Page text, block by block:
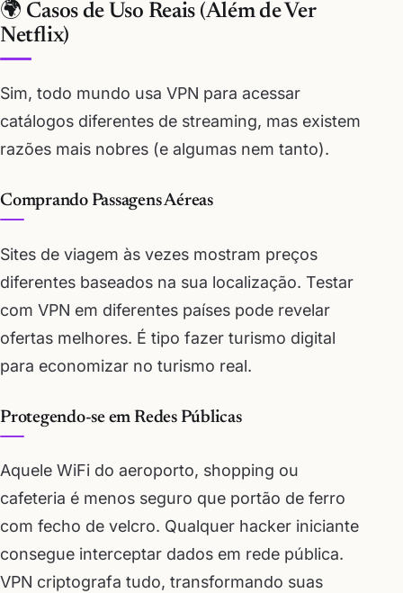
🌍 Casos de Uso Reais (Além de Ver
Netflix)
Sim, todo mundo usa VPN para acessar
catálogos diferentes de streaming, mas existem
razões mais nobres (e algumas nem tanto).
Comprando Passagens Aéreas
Sites de viagem às vezes mostram preços
diferentes baseados na sua localização. Testar
com VPN em diferentes países pode revelar
ofertas melhores. É tipo fazer turismo digital
para economizar no turismo real.
Protegendo-se em Redes Públicas
Aquele WiFi do aeroporto, shopping ou
cafeteria é menos seguro que portão de ferro
com fecho de velcro. Qualquer hacker iniciante
consegue interceptar dados em rede pública.
VPN criptografa tudo, transformando suas